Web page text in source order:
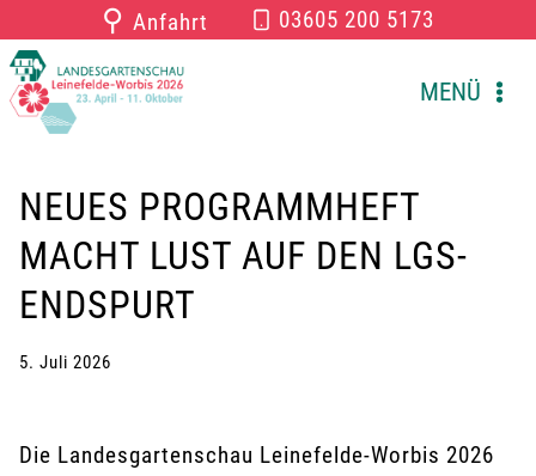
Inhalt
springen
⚲ Anfahrt 03605 200 5173
MENÜ
NEUES PROGRAMMHEFT
MACHT LUST AUF DEN LGS-
ENDSPURT
5. Juli 2026
Die Landesgartenschau Leinefelde-Worbis 2026